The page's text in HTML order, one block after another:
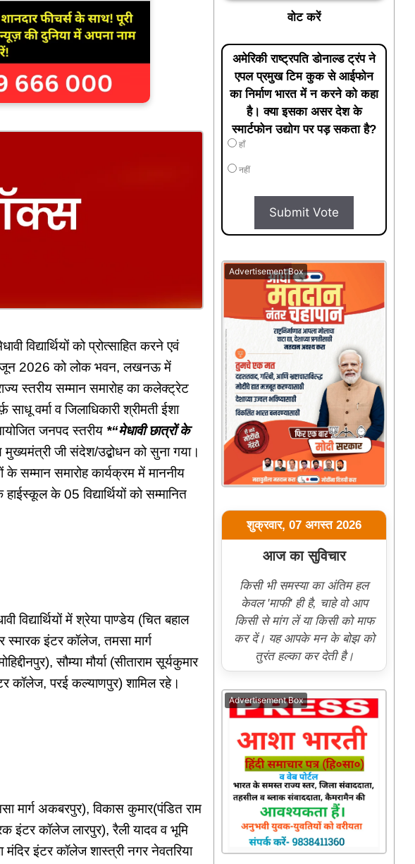
विद्यार्थियों को प्रोत्साहित करने एवं
जून 2026 को लोक भवन, लखनऊ में
स्तरीय सम्मान समारोह का कलेक्ट्रेट
वर्मा व जिलाधिकारी श्रीमती ईशा
जनपद स्तरीय*“मेधावी छात्रों के
जी संदेश/उद्बोधन को सुना गया।
के सम्मान समारोह कार्यक्रम में माननीय
के 05 विद्यार्थियों को सम्मानित
में श्रेया पाण्डेय (चित बहाल
स्मारक इंटर कॉलेज, तमसा मार्ग
सौम्या मौर्या (सीताराम सूर्यकुमार
कॉलेज, परई कल्याणपुर) शामिल रहे।
मार्ग अकबरपुर), विकास कुमार(पंडित राम
इंटर कॉलेज लारपुर), रैली यादव व भूमि
इंटर कॉलेज शास्त्री नगर नेवतरिया
वोट करें
अमेरिकी राष्ट्रपति डोनाल्ड ट्रंप ने
एपल प्रमुख टिम कुक से आईफोन
का निर्माण भारत में न करने को कहा
है। क्या इसका असर देश के
स्मार्टफोन उद्योग पर पड़ सकता है?
हाँ
नहीं
Submit Vote
Advertisement Box
शुक्रवार, 07 अगस्त 2026
आज का सुविचार
किसी भी समस्या का अंतिम हल
केवल 'माफी' ही है, चाहे वो आप
किसी से मांग लें या किसी को माफ
कर दें। यह आपके मन के बोझ को
तुरंत हल्का कर देती है।
Advertisement Box